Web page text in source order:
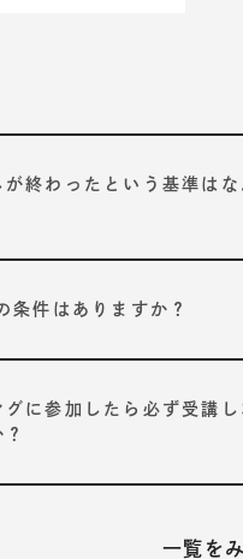
終わったという基準はな
られている、10STEPそれ
出された「やりたいこと」
条件はありますか？
内に担当コーチにお申し出
に参加したら必ず受講し
一覧を